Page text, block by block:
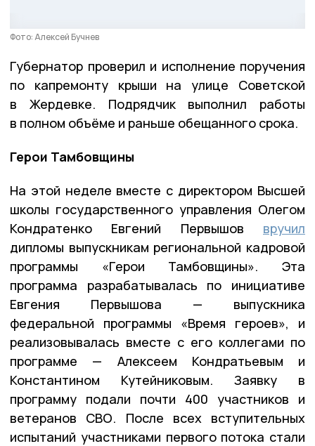
Фото: Алексей Бучнев
Губернатор проверил и исполнение поручения
по капремонту крыши на улице Советской
в Жердевке. Подрядчик выполнил работы
в полном объёме и раньше обещанного срока.
Герои Тамбовщины
На этой неделе вместе с директором Высшей
школы государственного управления Олегом
Кондратенко Евгений Первышов вручил
дипломы выпускникам региональной кадровой
программы «Герои Тамбовщины». Эта
программа разрабатывалась по инициативе
Евгения Первышова — выпускника
федеральной программы «Время героев», и
реализовывалась вместе с его коллегами по
программе — Алексеем Кондратьевым и
Константином Кутейниковым. Заявку в
программу подали почти 400 участников и
ветеранов СВО. После всех вступительных
испытаний участниками первого потока стали